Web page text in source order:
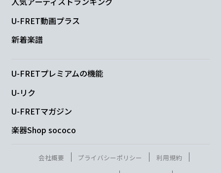
C B7
楽
C B Em
U-FRET動画プラス
新着楽譜
U-FRETプレミアムの機能
U-リク
U-FRETマガジン
楽器Shop sococo
会社概要 プライバシーポリシー
利用規約